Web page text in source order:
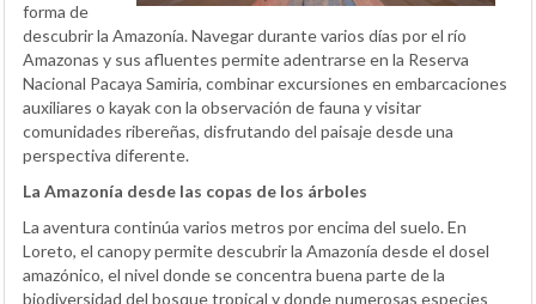
forma de
descubrir la Amazonía. Navegar durante varios días por el río
Amazonas y sus afluentes permite adentrarse en la Reserva
Nacional Pacaya Samiria, combinar excursiones en embarcaciones
auxiliares o kayak con la observación de fauna y visitar
comunidades ribereñas, disfrutando del paisaje desde una
perspectiva diferente.
La Amazonía desde las copas de los árboles
La aventura continúa varios metros por encima del suelo. En
Loreto, el canopy permite descubrir la Amazonía desde el dosel
amazónico, el nivel donde se concentra buena parte de la
biodiversidad del bosque tropical y donde numerosas especies